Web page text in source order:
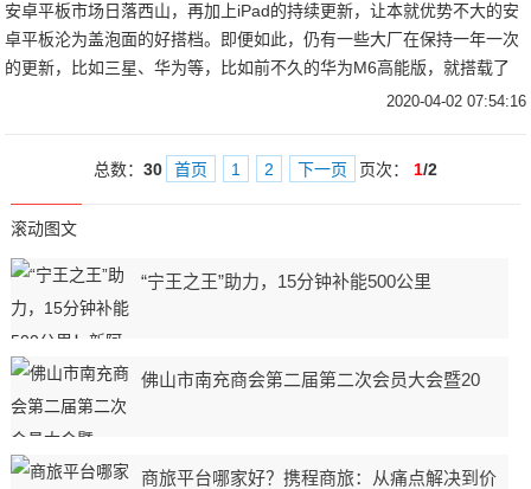
安卓平板市场日落西山，再加上iPad的持续更新，让本就优势不大的安
卓平板沦为盖泡面的好搭档。即便如此，仍有一些大厂在保持一年一次
的更新，比如三星、华为等，比如前不久的华为M6高能版，就搭载了
2K屏和麒麟980 SoC，在安卓平板中属于旗舰配置。2020-04-02 07:54:16
总数： 30 首页 1 2 下一页 页次： 1/2
滚动图文
“宁王之王”助力，15分钟补能500公里
佛山市南充商会第二届第二次会员大会暨20
商旅平台哪家好？携程商旅：从痛点解决到价